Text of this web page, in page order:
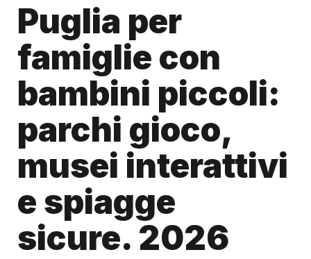
Puglia per
famiglie con
bambini piccoli:
parchi gioco,
musei interattivi
e spiagge
sicure. 2026